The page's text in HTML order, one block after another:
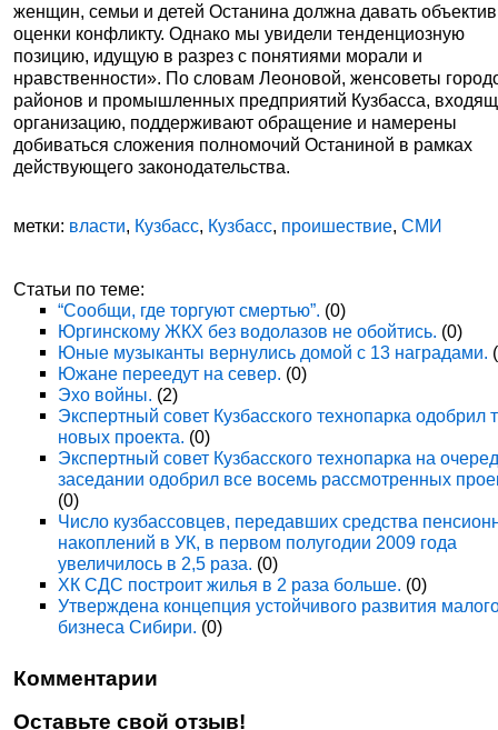
женщин, семьи и детей Останина должна давать
оценки конфликту. Однако мы увидели тенденциозную
позицию, идущую в разрез с понятиями морали и
нравственности». По словам Леоновой, женсоветы
районов и промышленных предприятий Кузбасса,
организацию, поддерживают обращение и намерены
добиваться сложения полномочий Останиной в рамках
действующего законодательства.
метки: власти, Кузбасс, Кузбасс, проишествие,СМИ
Статьи по теме:
“Сообщи, где торгуют смертью”. (0)
Юргинскому ЖКХ без водолазов не обойтись. (0)
Юные музыканты вернулись домой с 13 наградами.
Южане переедут на север. (0)
Эхо войны. (2)
Экспертный совет Кузбасского технопарка одобрил
новых проекта. (0)
Экспертный совет Кузбасского технопарка на
заседании одобрил все восемь рассмотренных
(0)
Число кузбассовцев, передавших средства
накоплений в УК, в первом полугодии 2009 года
увеличилось в 2,5 раза. (0)
ХК СДС построит жилья в 2 раза больше. (0)
Утверждена концепция устойчивого развития
бизнеса Сибири. (0)
Комментарии
Оставьте свой отзыв!